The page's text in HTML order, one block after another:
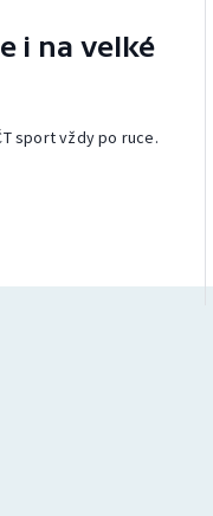
i na velké
sport vždy po ruce.